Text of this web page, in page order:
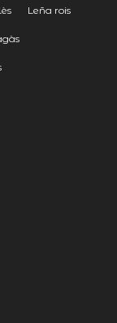
Leña rois